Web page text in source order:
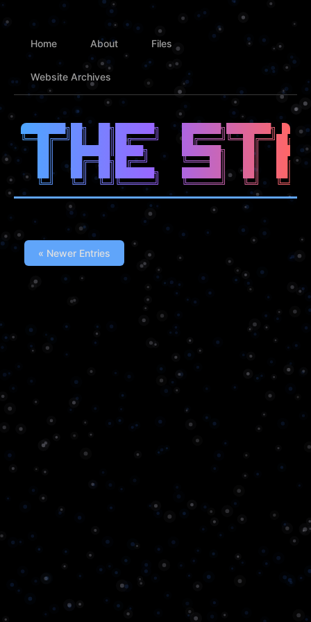
Home About Files
Website Archives
████████╗██╗  ██╗███████╗    ███████╗████████╗
╚══██╔══╝██║  ██║██╔════╝
██║   ███████║█████╗      ███████╗   ██║
██║   ██╔══██╗██╔══╝      ╚════██║   ██║
██║   ██║  ██║███████╗    ███████║   ██║   ██║
« Newer Entries